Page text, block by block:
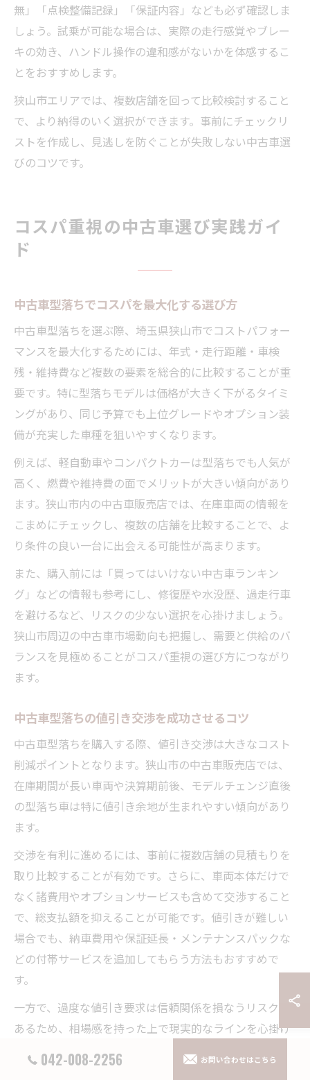
無」「点検整備記録」「保証内容」なども必ず確認しま
しょう。試乗が可能な場合は、実際の走行感覚やブレー
キの効き、ハンドル操作の違和感がないかを体感するこ
とをおすすめします。
狭山市エリアでは、複数店舗を回って比較検討すること
で、より納得のいく選択ができます。事前にチェックリ
ストを作成し、見逃しを防ぐことが失敗しない中古車選
びのコツです。
コスパ重視の中古車選び実践ガイ
ド
中古車型落ちでコスパを最大化する選び方
中古車型落ちを選ぶ際、埼玉県狭山市でコストパフォー
マンスを最大化するためには、年式・走行距離・車検
残・維持費など複数の要素を総合的に比較することが重
要です。特に型落ちモデルは価格が大きく下がるタイミ
ングがあり、同じ予算でも上位グレードやオプション装
備が充実した車種を狙いやすくなります。
例えば、軽自動車やコンパクトカーは型落ちでも人気が
高く、燃費や維持費の面でメリットが大きい傾向があり
ます。狭山市内の中古車販売店では、在庫車両の情報を
こまめにチェックし、複数の店舗を比較することで、よ
り条件の良い一台に出会える可能性が高まります。
また、購入前には「買ってはいけない中古車ランキン
グ」などの情報も参考にし、修復歴や水没歴、過走行車
を避けるなど、リスクの少ない選択を心掛けましょう。
狭山市周辺の中古車市場動向も把握し、需要と供給のバ
ランスを見極めることがコスパ重視の選び方につながり
ます。
中古車型落ちの値引き交渉を成功させるコツ
中古車型落ちを購入する際、値引き交渉は大きなコスト
削減ポイントとなります。狭山市の中古車販売店では、
在庫期間が長い車両や決算期前後、モデルチェンジ直後
の型落ち車は特に値引き余地が生まれやすい傾向があり
ます。
交渉を有利に進めるには、事前に複数店舗の見積もりを
取り比較することが有効です。さらに、車両本体だけで
なく諸費用やオプションサービスも含めて交渉すること
で、総支払額を抑えることが可能です。値引きが難しい
場合でも、納車費用や保証延長・メンテナンスパックな
どの付帯サービスを追加してもらう方法もおすすめで
す。
一方で、過度な値引き要求は信頼関係を損なうリスクも
あるため、相場感を持った上で現実的なラインを心掛け
アフターサポートも比較し、価格だけでなく総合的な満
042-008-2256 お問い合わせはこちら